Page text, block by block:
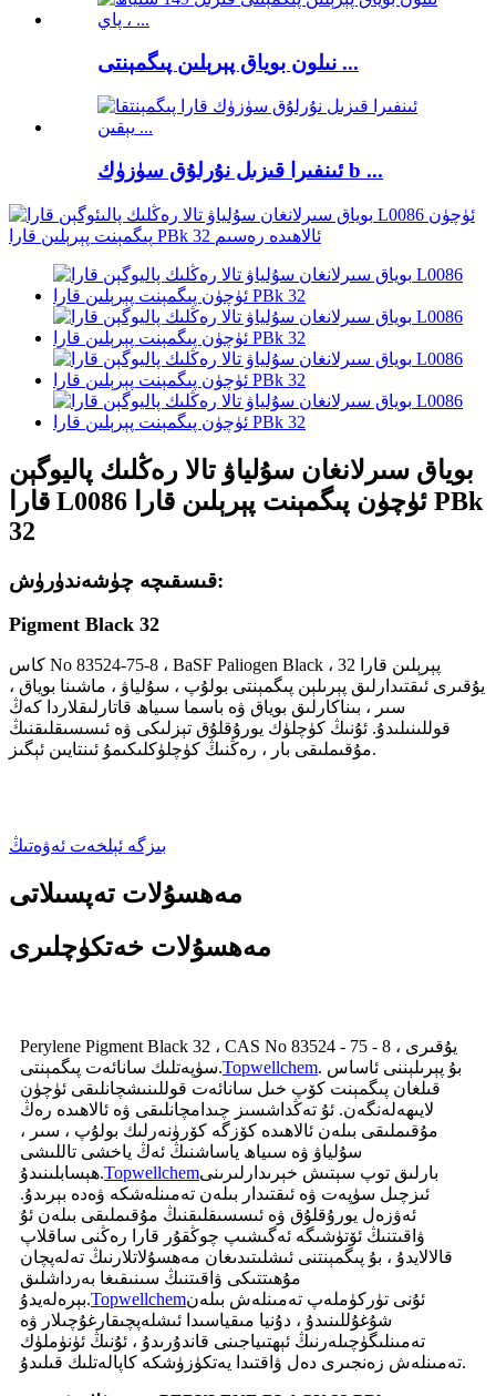
نىلون بوياق پېرېلىن پىگمېنتى ...
ئىنفىرا قىزىل نۇرلۇق سۈزۈك b ...
بوياق سىرلانغان سۇلياۋ تالا رەڭلىك پاليوگېن
قارا L0086 ئۈچۈن پىگمېنت پېرېلىن قارا PBk
32
قىسقىچە چۈشەندۈرۈش:
Pigment Black 32
كاس No 83524-75-8 ، BaSF Paliogen Black ، پېرېلىن قارا 32
يۇقىرى ئىقتىدارلىق پېرىلېن پىگمېنتى بولۇپ ، سۇلياۋ ، ماشىنا بوياق ،
سىر ، بىناكارلىق بوياق ۋە باسما سىياھ قاتارلىقلاردا كەڭ
قوللىنىلىدۇ. ئۇنىڭ كۈچلۈك يورۇقلۇق تېزلىكى ۋە ئىسسىقلىقنىڭ
مۇقىملىقى بار ، رەڭنىڭ كۈچلۈكلىكىمۇ ئىنتايىن ئېگىز.
بىزگە ئېلخەت ئەۋەتىڭ
مەھسۇلات تەپسىلاتى
مەھسۇلات خەتكۈچلىرى
Perylene Pigment Black 32 ، CAS No 83524 - 75 - 8 ، يۇقىرى
سۈپەتلىك سانائەت پىگمېنتى.Topwellchem. بۇ پېرىلېننى ئاساس
قىلغان پىگمېنت كۆپ خىل سانائەت قوللىنىشچانلىقى ئۈچۈن
لايىھەلەنگەن. ئۇ تەڭداشسىز چىدامچانلىقى ۋە ئالاھىدە رەڭ
مۇقىملىقى بىلەن ئالاھىدە كۆزگە كۆرۈنەرلىك بولۇپ ، سىر ،
سۇلياۋ ۋە سىياھ ياساشنىڭ ئەڭ ياخشى تاللىشى
ھېسابلىنىدۇ.Topwellchemبارلىق توپ سېتىش خېرىدارلىرىنى
ئىزچىل سۈپەت ۋە ئىقتىدار بىلەن تەمىنلەشكە ۋەدە بېرىدۇ.
ئەۋزەل يورۇقلۇق ۋە ئىسسىقلىقنىڭ مۇقىملىقى بىلەن ئۇ
ۋاقىتنىڭ ئۆتۈشىگە ئەگىشىپ چوڭقۇر قارا رەڭنى ساقلاپ
قالالايدۇ ، بۇ پىگمېنتنى ئىشلىتىدىغان مەھسۇلاتلارنىڭ تەلەپچان
مۇھىتتىكى ۋاقىتنىڭ سىنىقىغا بەرداشلىق
بېرەلەيدۇ.Topwellchemئۇنى تۈركۈملەپ تەمىنلەش بىلەن
شۇغۇللىنىدۇ ، دۇنيا مىقياسىدا ئىشلەپچىقارغۇچىلار ۋە
تەمىنلىگۈچىلەرنىڭ ئېھتىياجىنى قاندۇرىدۇ ، ئۇنىڭ ئۈنۈملۈك
تەمىنلەش زەنجىرى دەل ۋاقتىدا يەتكۈزۈشكە كاپالەتلىك قىلىدۇ.